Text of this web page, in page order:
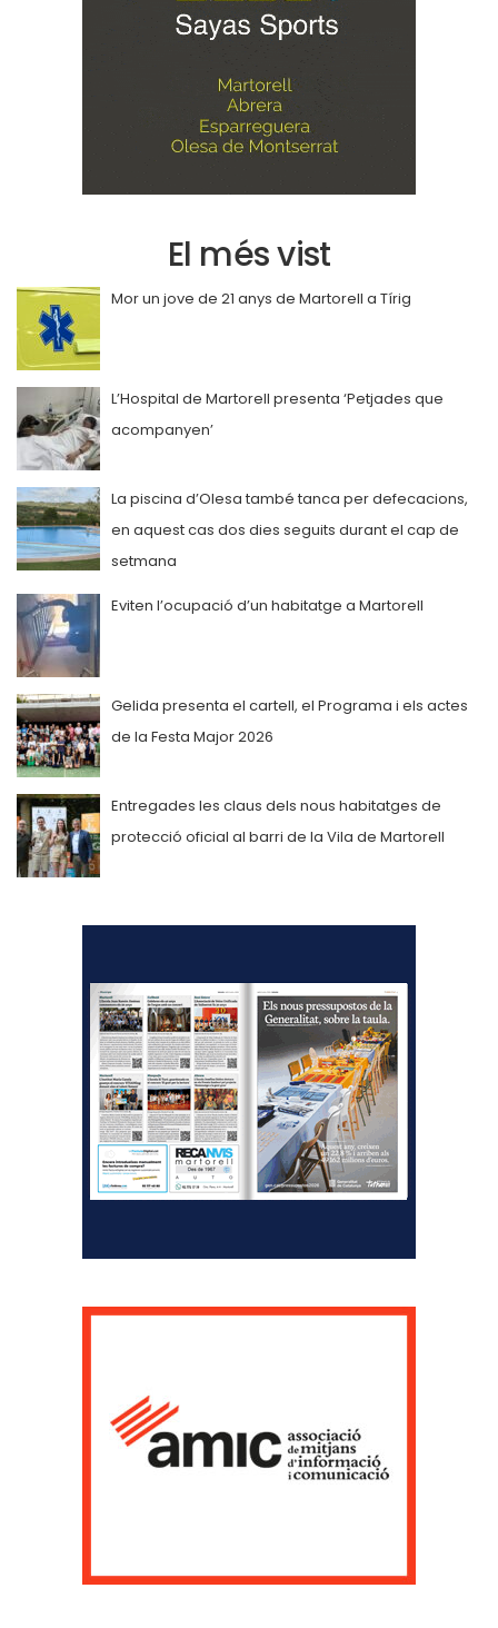
El més vist
Mor un jove de 21 anys de Martorell a Tírig
L’Hospital de Martorell presenta ‘Petjades que
acompanyen’
La piscina d’Olesa també tanca per defecacions,
en aquest cas dos dies seguits durant el cap de
setmana
Eviten l’ocupació d’un habitatge a Martorell
Gelida presenta el cartell, el Programa i els actes
de la Festa Major 2026
Entregades les claus dels nous habitatges de
protecció oficial al barri de la Vila de Martorell